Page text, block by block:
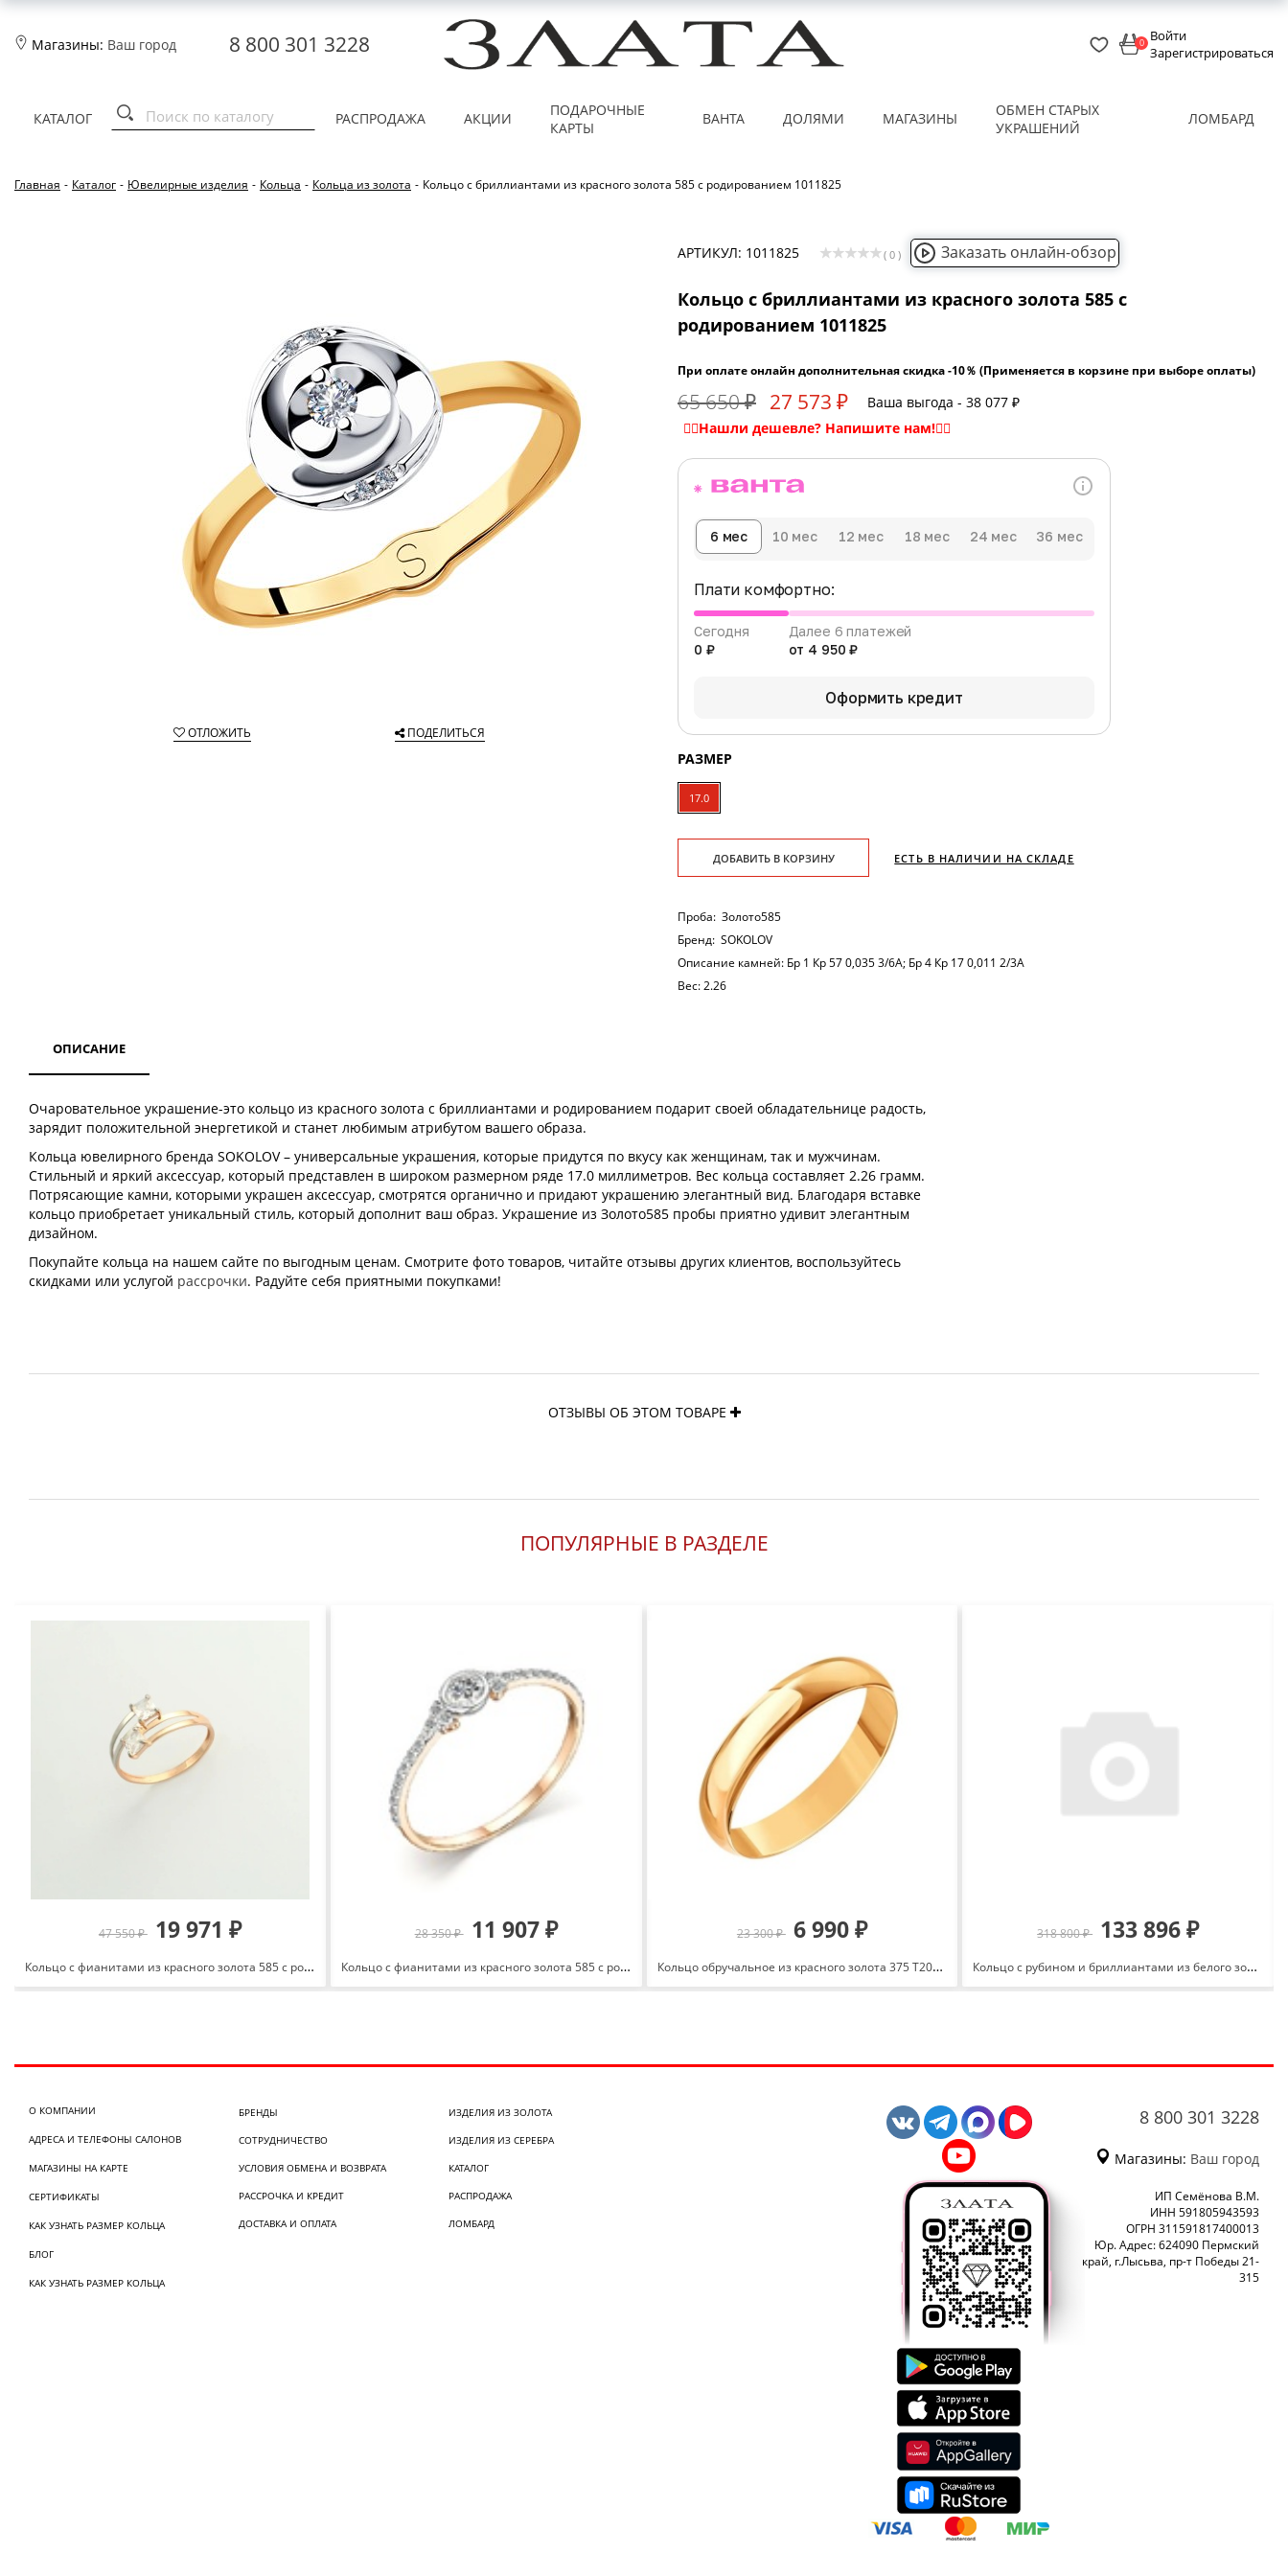
Магазины: Ваш город 8 800 301 3228 0 Войти
Зарегистрироваться
КАТАЛОГ РАСПРОДАЖА АКЦИИ
ПОДАРОЧНЫЕ
КАРТЫ
ВАНТА ДОЛЯМИ МАГАЗИНЫ
ОБМЕН СТАРЫХ
УКРАШЕНИЙ
ЛОМБАРД
Главная - Каталог - Ювелирные изделия - Кольца - Кольца из золота - Кольцо с бриллиантами из красного золота 585 с родированием 1011825
ОТЛОЖИТЬ ПОДЕЛИТЬСЯ
АРТИКУЛ: 1011825 ( 0 ) Заказать онлайн-обзор
Кольцо с бриллиантами из красного золота 585 с
родированием 1011825
При оплате онлайн дополнительная скидка -10％ (Применяется в корзине при выборе оплаты)
65 650 ₽ 27 573 ₽ Ваша выгода - 38 077 ₽
6 мес 10 мес 12 мес 18 мес 24 мес 36 мес
Плати комфортно:
Сегодня
0 ₽
Далее 6 платежей
от 4 950 ₽
Оформить кредит
РАЗМЕР
17.0
ДОБАВИТЬ В КОРЗИНУ ЕСТЬ В НАЛИЧИИ НА СКЛАДЕ
Проба: Золото585
Бренд: SOKOLOV
Описание камней: Бр 1 Кр 57 0,035 3/6А; Бр 4 Кр 17 0,011 2/3А
Вес:2.26
ОПИСАНИЕ
Очаровательное украшение-это кольцо из красного золота с бриллиантами и родированием подарит своей обладательнице радость,
зарядит положительной энергетикой и станет любимым атрибутом вашего образа.
Кольца ювелирного бренда SOKOLOV – универсальные украшения, которые придутся по вкусу как женщинам, так и мужчинам.
Стильный и яркий аксессуар, который представлен в широком размерном ряде 17.0 миллиметров. Вес кольца составляет 2.26 грамм.
Потрясающие камни, которыми украшен аксессуар, смотрятся органично и придают украшению элегантный вид. Благодаря вставке
кольцо приобретает уникальный стиль, который дополнит ваш образ. Украшение из Золото585 пробы приятно удивит элегантным
дизайном.
Покупайте кольца на нашем сайте по выгодным ценам. Смотрите фото товаров, читайте отзывы других клиентов, воспользуйтесь
скидками или услугой рассрочки. Радуйте себя приятными покупками!
ОТЗЫВЫ ОБ ЭТОМ ТОВАРЕ
ПОПУЛЯРНЫЕ В РАЗДЕЛЕ
47 550 ₽ 19 971 ₽
Кольцо с фианитами из красного золота 585 с родированием КольцоКЛ-32/18,0/бцФ/з585
28 350 ₽ 11 907 ₽
Кольцо с фианитами из красного золота 585 с родированием 1449607 1 1 1
23 300 ₽ 6 990 ₽
Кольцо обручальное из красного золота 375 Т200019193
318 800 ₽ 133 896 ₽
Кольцо с рубином и бриллиантами из белого золота 585 с родированием 12563-251-15-00
О КОМПАНИИ
АДРЕСА И ТЕЛЕФОНЫ САЛОНОВ
МАГАЗИНЫ НА КАРТЕ
СЕРТИФИКАТЫ
КАК УЗНАТЬ РАЗМЕР КОЛЬЦА
БЛОГ
КАК УЗНАТЬ РАЗМЕР КОЛЬЦА
БРЕНДЫ
СОТРУДНИЧЕСТВО
УСЛОВИЯ ОБМЕНА И ВОЗВРАТА
РАССРОЧКА И КРЕДИТ
ДОСТАВКА И ОПЛАТА
ИЗДЕЛИЯ ИЗ ЗОЛОТА
ИЗДЕЛИЯ ИЗ СЕРЕБРА
КАТАЛОГ
РАСПРОДАЖА
ЛОМБАРД
8 800 301 3228
Магазины: Ваш город
ИП Семёнова В.М.
ИНН 591805943593
ОГРН 311591817400013
Юр. Адрес: 624090 Пермский
край, г.Лысьва, пр-т Победы 21-
315